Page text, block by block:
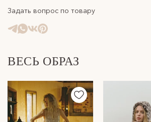
Отправляем посылки курьерской
Подробнее с условиями доставки можно
разделе доставка.
Задать вопрос по товару
ВЕСЬ ОБРАЗ